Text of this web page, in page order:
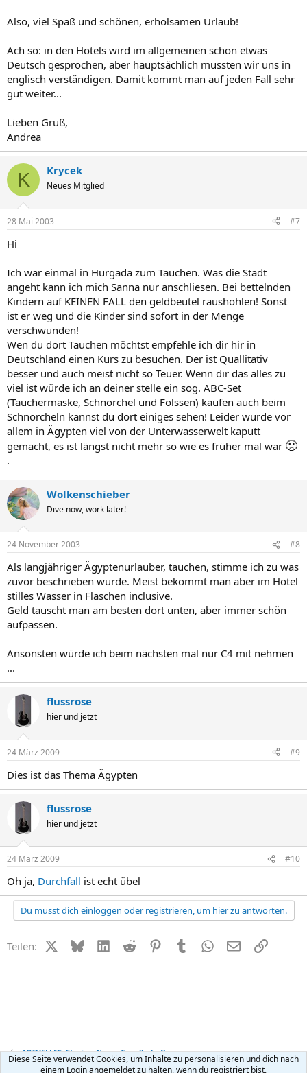
Also, viel Spaß und schönen, erholsamen Urlaub!
Ach so: in den Hotels wird im allgemeinen schon etwas
Deutsch gesprochen, aber hauptsächlich mussten wir uns in
englisch verständigen. Damit kommt man auf jeden Fall sehr
gut weiter...
Lieben Gruß,
Andrea
K Krycek
Neues Mitglied
28 Mai 2003 #7
Hi
Ich war einmal in Hurgada zum Tauchen. Was die Stadt
angeht kann ich mich Sanna nur anschliesen. Bei bettelnden
Kindern auf KEINEN FALL den geldbeutel raushohlen! Sonst
ist er weg und die Kinder sind sofort in der Menge
verschwunden!
Wen du dort Tauchen möchtst empfehle ich dir hir in
Deutschland einen Kurs zu besuchen. Der ist Quallitativ
besser und auch meist nicht so Teuer. Wenn dir das alles zu
viel ist würde ich an deiner stelle ein sog. ABC-Set
(Tauchermaske, Schnorchel und Folssen) kaufen auch beim
Schnorcheln kannst du dort einiges sehen! Leider wurde vor
allem in Ägypten viel von der Unterwasserwelt kaputt
gemacht, es ist längst nicht mehr so wie es früher mal war 🙁
.
Wolkenschieber
Dive now, work later!
24 November 2003 #8
Als langjähriger Ägyptenurlauber, tauchen, stimme ich zu was
zuvor beschrieben wurde. Meist bekommt man aber im Hotel
stilles Wasser in Flaschen inclusive.
Geld tauscht man am besten dort unten, aber immer schön
aufpassen.
Ansonsten würde ich beim nächsten mal nur C4 mit nehmen
...
flussrose
hier und jetzt
24 März 2009 #9
Dies ist das Thema Ägypten
flussrose
hier und jetzt
24 März 2009 #10
Oh ja, Durchfall ist echt übel
Du musst dich einloggen oder registrieren, um hier zu antworten.
Teilen: X (Twitter)
BlueskyLinkedIn
Reddit PinterestTumblr WhatsApp
E-MailLink
AKTUELLES: Stories, News, Gesellschaft
Diese Seite verwendet Cookies, um Inhalte zu personalisieren und dich nach
einem Login angemeldet zu halten, wenn du registriert bist.